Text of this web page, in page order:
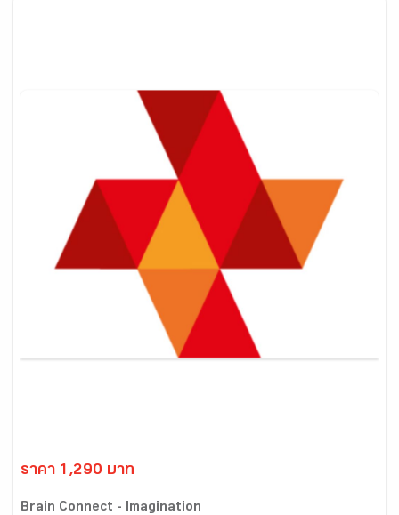
ราคา 1,290 บาท
Brain Connect - Imagination